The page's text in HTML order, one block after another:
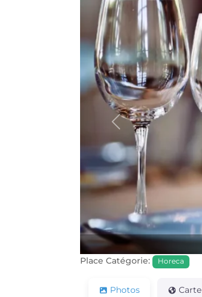
Précédente
Place Catégorie: Horeca
Photos Carte